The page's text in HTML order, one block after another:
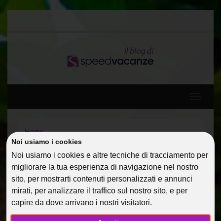
Noi usiamo i cookies
Noi usiamo i cookies e altre tecniche di tracciamento per
migliorare la tua esperienza di navigazione nel nostro
sito, per mostrarti contenuti personalizzati e annunci
mirati, per analizzare il traffico sul nostro sito, e per
capire da dove arrivano i nostri visitatori.
Home
Diario di viaggio: Spagna, Baleari e Francia a bordo di
MSC DIVINA 5*
Diario di un ponte del 25 aprile alle Maldive
DIARIO DI UN PONTE DEL
25 APRILE ALLE MALDIVE